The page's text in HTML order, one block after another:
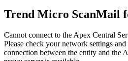
Trend Micro ScanMail
Cannot connect to the Apex Central
Please check your network settings
connection between the entity and the